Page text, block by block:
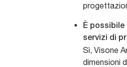
È
servizi di
Sì, Visone
dimensioni